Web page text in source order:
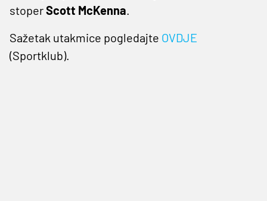
stoperScott McKenna.
Sažetak utakmice pogledajte OVDJE
(Sportklub).